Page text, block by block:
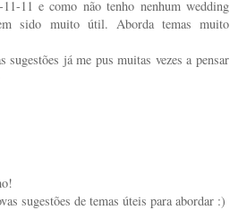
11 e como não tenho nenhum wedding
sido muito útil. Aborda temas muito
sugestões já me pus muitas vezes a pensar
sugestões de temas úteis para abordar :)